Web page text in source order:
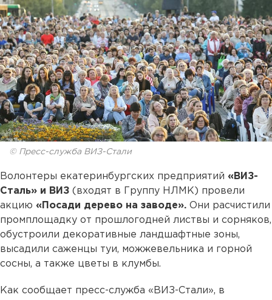
© Пресс-служба ВИЗ-Стали
Волонтеры екатеринбургских предприятий «ВИЗ-
Сталь» и ВИЗ (входят в Группу НЛМК) провели
акцию «Посади дерево на заводе». Они расчистили
промплощадку от прошлогодней листвы и сорняков,
обустроили декоративные ландшафтные зоны,
высадили саженцы туи, можжевельника и горной
сосны, а также цветы в клумбы.
Как сообщает пресс-служба «ВИЗ-Стали», в